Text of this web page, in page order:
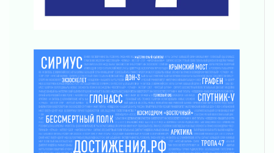
Жителям Ленобласти напомнили, как
действовать при укусе клеща
В Ивангороде назвали новых почетных
граждан Ленинградской области
02 августа 2026
Готовность №1
02 августа 2026
Километровые столбы «Дороги жизни»
отправили на реставрацию
02 августа 2026